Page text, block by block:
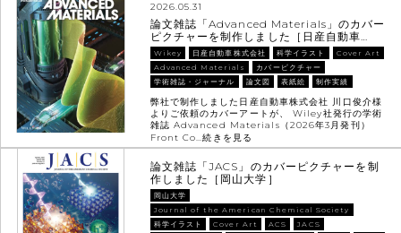
2026.05.31
論文雑誌「Advanced Materials」のカバー
ピクチャーを制作しました［日産自動車…
Wikey 日産自動車株式会社 科学イラスト
Cover Art
Advanced Materials
カバーピクチャー
学術雑誌・ジャーナル
論文図 表紙絵 制作実績
弊社で制作しました日産自動車株式会社 川口俊介様
よりご依頼のカバーアートが、 Wiley社発行の学術
雑誌 Advanced Materials（2026年3月発刊）
Front Co…続きを見る
論文雑誌「JACS」のカバーピクチャーを制
作しました［岡山大学］
岡山大学
Journal of the American Chemical Society
科学イラスト
Cover Art ACS
JACS